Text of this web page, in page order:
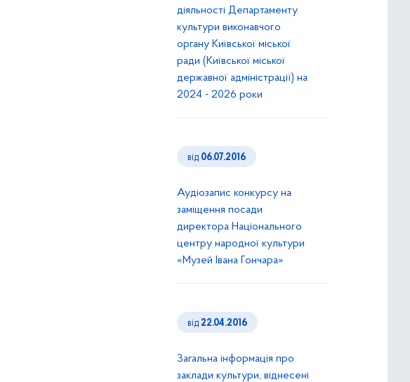
діяльності Департаменту
культури виконавчого
органу Київської міської
ради (Київської міської
державної адміністрації) на
2024 - 2026 роки
від 06.07.2016
Аудіозапис конкурсу на
заміщення посади
директора Національного
центру народної культури
«Музей Івана Гончара»
від 22.04.2016
Загальна інформація про
заклади культури, віднесені